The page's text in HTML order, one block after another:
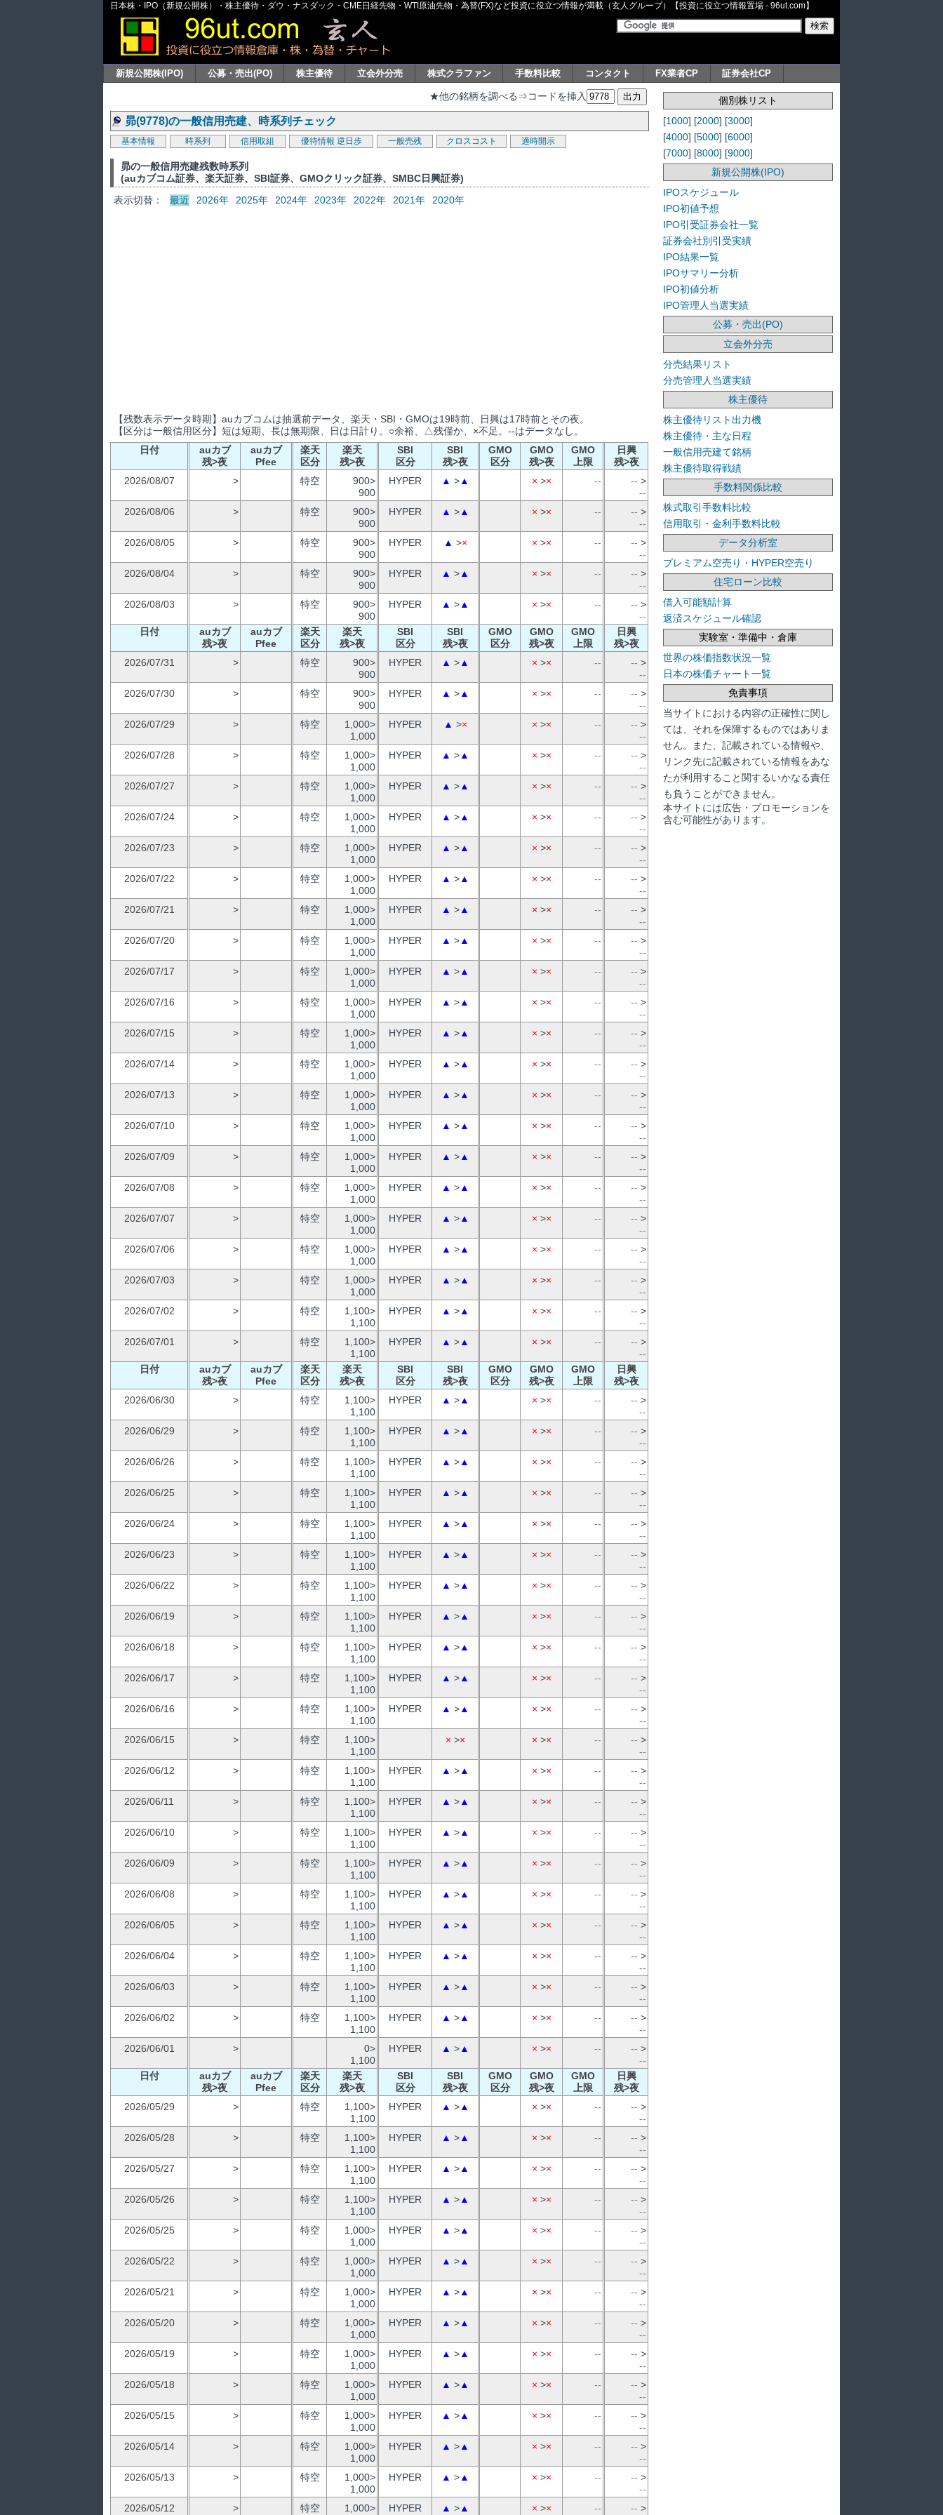
日本株・IPO（新規公開株）・株主優待・ダウ・ナスダック・CME日経先物・WTI原油先物・為替(FX)など投資に役立つ情報が満載（玄人グループ）【投資に役立つ情報置場 - 96ut.com】
新規公開株(IPO) 公募・売出(PO) 株主優待 立会外分売 株式クラファン 手数料比較 コンタクト FX業者CP 証券会社CP
★他の銘柄を調べる⇒コードを挿入
昴(9778)の一般信用売建、時系列チェック
基本情報 時系列 信用取組 優待情報 逆日歩 一般売残 クロスコスト 適時開示
昴の一般信用売建残数時系列
(auカブコム証券、楽天証券、SBI証券、GMOクリック証券、SMBC日興証券)
表示切替：
最近 2026年 2025年 2024年 2023年 2022年 2021年 2020年
【残数表示データ時期】auカブコムは抽選前データ、楽天・SBI・GMOは19時前、日興は17時前とその夜。
【区分は一般信用区分】短は短期、長は無期限、日は日計り。○余裕、△残僅か、×不足。--はデータなし。
日付
auカブ
残>夜
auカブ
Pfee
楽天
区分
楽天
残>夜
SBI
区分
SBI
残>夜
GMO
区分
GMO
残>夜
GMO
上限
日興
残>夜
2026/08/07
> 特空
900>
900
HYPER ▲ >▲ × >× -- -- >
--
2026/08/06
> 特空
900>
900
HYPER ▲ >▲ × >× -- -- >
--
2026/08/05
> 特空
900>
900
HYPER ▲ >× × >× -- -- >
--
2026/08/04
> 特空
900>
900
HYPER ▲ >▲ × >× -- -- >
--
2026/08/03
> 特空
900>
900
HYPER ▲ >▲ × >× -- -- >
--
日付
auカブ
残>夜
auカブ
Pfee
楽天
区分
楽天
残>夜
SBI
区分
SBI
残>夜
GMO
区分
GMO
残>夜
GMO
上限
日興
残>夜
2026/07/31
> 特空
900>
900
HYPER ▲ >▲ × >× -- -- >
--
2026/07/30
> 特空
900>
900
HYPER ▲ >▲ × >× -- -- >
--
2026/07/29
> 特空
1,000>
1,000
HYPER ▲ >× × >× -- -- >
--
2026/07/28
> 特空
1,000>
1,000
HYPER ▲ >▲ × >× -- -- >
--
2026/07/27
> 特空
1,000>
1,000
HYPER ▲ >▲ × >× -- -- >
--
2026/07/24
> 特空
1,000>
1,000
HYPER ▲ >▲ × >× -- -- >
--
2026/07/23
> 特空
1,000>
1,000
HYPER ▲ >▲ × >× -- -- >
--
2026/07/22
> 特空
1,000>
1,000
HYPER ▲ >▲ × >× -- -- >
--
2026/07/21
> 特空
1,000>
1,000
HYPER ▲ >▲ × >× -- -- >
--
2026/07/20
> 特空
1,000>
1,000
HYPER ▲ >▲ × >× -- -- >
--
2026/07/17
> 特空
1,000>
1,000
HYPER ▲ >▲ × >× -- -- >
--
2026/07/16
> 特空
1,000>
1,000
HYPER ▲ >▲ × >× -- -- >
--
2026/07/15
> 特空
1,000>
1,000
HYPER ▲ >▲ × >× -- -- >
--
2026/07/14
> 特空
1,000>
1,000
HYPER ▲ >▲ × >× -- -- >
--
2026/07/13
> 特空
1,000>
1,000
HYPER ▲ >▲ × >× -- -- >
--
2026/07/10
> 特空
1,000>
1,000
HYPER ▲ >▲ × >× -- -- >
--
2026/07/09
> 特空
1,000>
1,000
HYPER ▲ >▲ × >× -- -- >
--
2026/07/08
> 特空
1,000>
1,000
HYPER ▲ >▲ × >× -- -- >
--
2026/07/07
> 特空
1,000>
1,000
HYPER ▲ >▲ × >× -- -- >
--
2026/07/06
> 特空
1,000>
1,000
HYPER ▲ >▲ × >× -- -- >
--
2026/07/03
> 特空
1,000>
1,000
HYPER ▲ >▲ × >× -- -- >
--
2026/07/02
> 特空
1,100>
1,100
HYPER ▲ >▲ × >× -- -- >
--
2026/07/01
> 特空
1,100>
1,100
HYPER ▲ >▲ × >× -- -- >
--
日付
auカブ
残>夜
auカブ
Pfee
楽天
区分
楽天
残>夜
SBI
区分
SBI
残>夜
GMO
区分
GMO
残>夜
GMO
上限
日興
残>夜
2026/06/30
> 特空
1,100>
1,100
HYPER ▲ >▲ × >× -- -- >
--
2026/06/29
> 特空
1,100>
1,100
HYPER ▲ >▲ × >× -- -- >
--
2026/06/26
> 特空
1,100>
1,100
HYPER ▲ >▲ × >× -- -- >
--
2026/06/25
> 特空
1,100>
1,100
HYPER ▲ >▲ × >× -- -- >
--
2026/06/24
> 特空
1,100>
1,100
HYPER ▲ >▲ × >× -- -- >
--
2026/06/23
> 特空
1,100>
1,100
HYPER ▲ >▲ × >× -- -- >
--
2026/06/22
> 特空
1,100>
1,100
HYPER ▲ >▲ × >× -- -- >
--
2026/06/19
> 特空
1,100>
1,100
HYPER ▲ >▲ × >× -- -- >
--
2026/06/18
> 特空
1,100>
1,100
HYPER ▲ >▲ × >× -- -- >
--
2026/06/17
> 特空
1,100>
1,100
HYPER ▲ >▲ × >× -- -- >
--
2026/06/16
> 特空
1,100>
1,100
HYPER ▲ >▲ × >× -- -- >
--
2026/06/15
> 特空
1,100>
1,100
× >× × >× -- -- >
--
2026/06/12
> 特空
1,100>
1,100
HYPER ▲ >▲ × >× -- -- >
--
2026/06/11
> 特空
1,100>
1,100
HYPER ▲ >▲ × >× -- -- >
--
2026/06/10
> 特空
1,100>
1,100
HYPER ▲ >▲ × >× -- -- >
--
2026/06/09
> 特空
1,100>
1,100
HYPER ▲ >▲ × >× -- -- >
--
2026/06/08
> 特空
1,100>
1,100
HYPER ▲ >▲ × >× -- -- >
--
2026/06/05
> 特空
1,100>
1,100
HYPER ▲ >▲ × >× -- -- >
--
2026/06/04
> 特空
1,100>
1,100
HYPER ▲ >▲ × >× -- -- >
--
2026/06/03
> 特空
1,100>
1,100
HYPER ▲ >▲ × >× -- -- >
--
2026/06/02
> 特空
1,100>
1,100
HYPER ▲ >▲ × >× -- -- >
--
2026/06/01
>
0>
1,100
HYPER ▲ >▲ × >× -- -- >
--
日付
auカブ
残>夜
auカブ
Pfee
楽天
区分
楽天
残>夜
SBI
区分
SBI
残>夜
GMO
区分
GMO
残>夜
GMO
上限
日興
残>夜
2026/05/29
> 特空
1,100>
1,100
HYPER ▲ >▲ × >× -- -- >
--
2026/05/28
> 特空
1,100>
1,100
HYPER ▲ >▲ × >× -- -- >
--
2026/05/27
> 特空
1,100>
1,100
HYPER ▲ >▲ × >× -- -- >
--
2026/05/26
> 特空
1,100>
1,100
HYPER ▲ >▲ × >× -- -- >
--
2026/05/25
> 特空
1,000>
1,000
HYPER ▲ >▲ × >× -- -- >
--
2026/05/22
> 特空
1,000>
1,000
HYPER ▲ >▲ × >× -- -- >
--
2026/05/21
> 特空
1,000>
1,000
HYPER ▲ >▲ × >× -- -- >
--
2026/05/20
> 特空
1,000>
1,000
HYPER ▲ >▲ × >× -- -- >
--
2026/05/19
> 特空
1,000>
1,000
HYPER ▲ >▲ × >× -- -- >
--
2026/05/18
> 特空
1,000>
1,000
HYPER ▲ >▲ × >× -- -- >
--
2026/05/15
> 特空
1,000>
1,000
HYPER ▲ >▲ × >× -- -- >
--
2026/05/14
> 特空
1,000>
1,000
HYPER ▲ >▲ × >× -- -- >
--
2026/05/13
> 特空
1,000>
1,000
HYPER ▲ >▲ × >× -- -- >
--
2026/05/12
> 特空
1,000>
HYPER ▲ >▲ × >× -- -- >
個別株リスト
[1000] [2000] [3000]
[4000] [5000] [6000]
[7000] [8000] [9000]
新規公開株(IPO)
IPOスケジュール
IPO初値予想
IPO引受証券会社一覧
証券会社別引受実績
IPO結果一覧
IPOサマリー分析
IPO初値分析
IPO管理人当選実績
公募・売出(PO)
立会外分売
分売結果リスト
分売管理人当選実績
株主優待
株主優待リスト出力機
株主優待・主な日程
一般信用売建て銘柄
株主優待取得戦績
手数料関係比較
株式取引手数料比較
信用取引・金利手数料比較
データ分析室
プレミアム空売り・HYPER空売り
住宅ローン比較
借入可能額計算
返済スケジュール確認
実験室・準備中・倉庫
世界の株価指数状況一覧
日本の株価チャート一覧
免責事項
当サイトにおける内容の正確性に関し
ては、それを保障するものではありま
せん。また、記載されている情報や、
リンク先に記載されている情報をあな
たが利用すること関するいかなる責任
も負うことができません。
本サイトには広告・プロモーションを
含む可能性があります。